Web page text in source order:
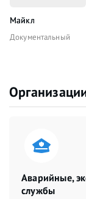
Майкл
Документальный
Аварийные,
службы